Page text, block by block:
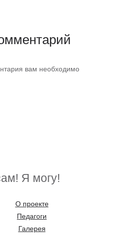
вам необходимо
Я могу!
О проекте
Педагоги
Галерея